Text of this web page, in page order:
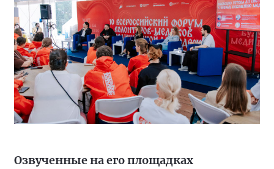
Озвученные на его площадках